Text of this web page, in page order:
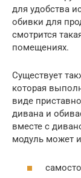
для удобства
обивки для
смотрится
помещениях.
Существует
которая
виде
дивана и
вместе с
модуль может